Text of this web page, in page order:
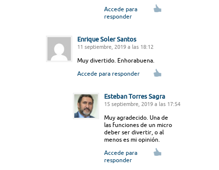
Accede para
responder
Enrique Soler Santos
11 septiembre, 2019 a las 18:12
Muy divertido. Enhorabuena.
Accede para responder
Esteban Torres Sagra
15 septiembre, 2019 a las 17:54
Muy agradecido. Una de
las funciones de un micro
deber ser divertir, o al
menos es mi opinión.
Accede para
responder